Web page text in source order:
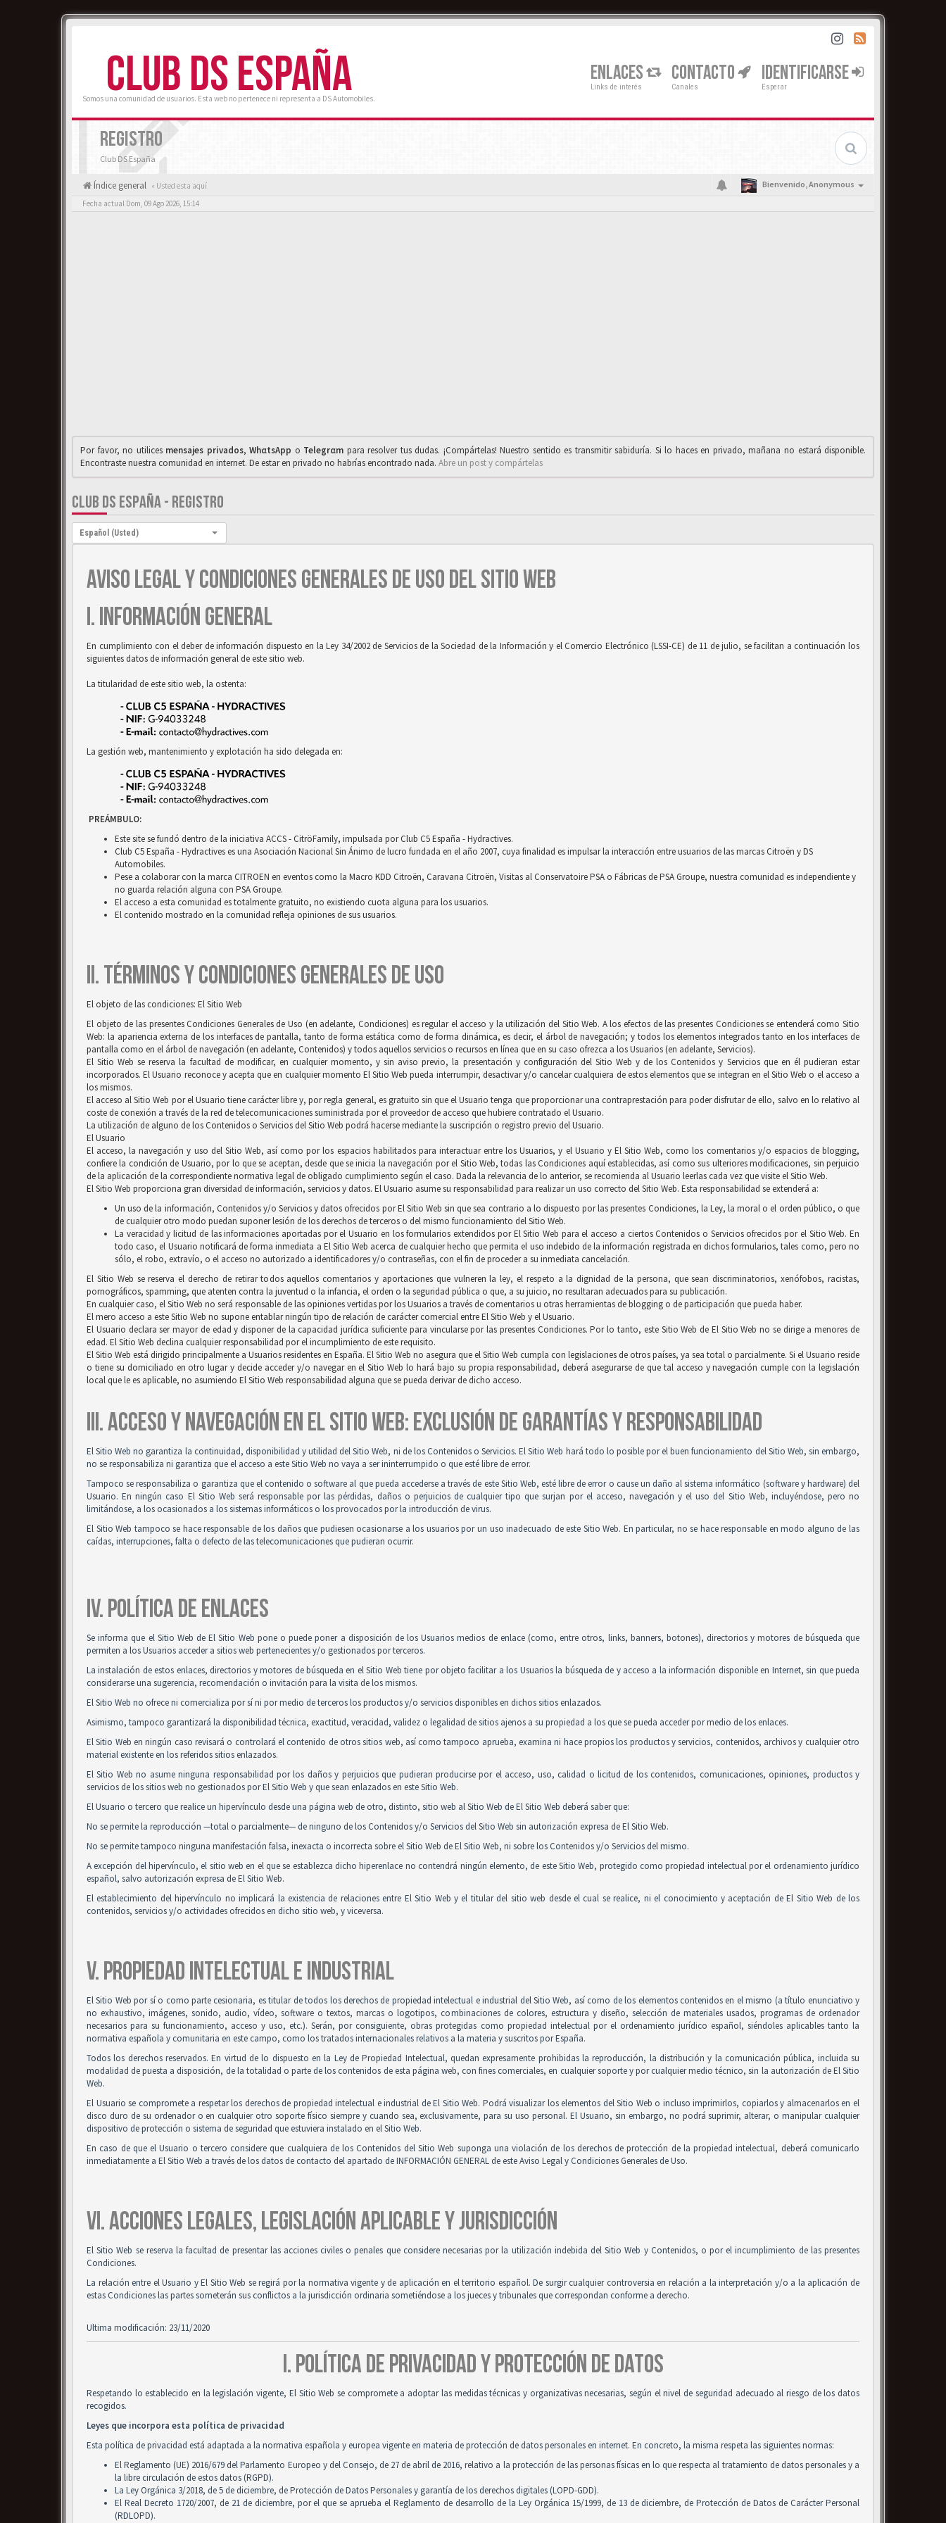
CLUB DS ESPAÑA
Somos una comunidad de usuarios. Esta web no pertenece ni representa a DS Automobiles.
ENLACES
Links de interés
CONTACTO
Canales
IDENTIFICARSE
Esperar
REGISTRO
Club DS España
Índice general « Usted esta aquí Bienvenido,Anonymous
Fecha actual Dom, 09 Ago 2026, 15:14
Por favor, no utilices mensajes privados,WhαtsApp o Telegrαm para resolver tus dudas. ¡Compártelas! Nuestro sentido es transmitir sabiduría. Si lo haces en privado, mañana no estará disponible.
Encontraste nuestra comunidad en internet. De estar en privado no habrías encontrado nada. Abre un post y compártelas
CLUB DS ESPAÑA - REGISTRO
Idioma:
Español (Usted)
AVISO LEGAL Y CONDICIONES GENERALES DE USO DEL SITIO WEB
I. INFORMACIÓN GENERAL
En cumplimiento con el deber de información dispuesto en la Ley 34/2002 de Servicios de la Sociedad de la Información y el Comercio Electrónico (LSSI-CE) de 11 de julio, se facilitan a continuación los
siguientes datos de información general de este sitio web.
La titularidad de este sitio web, la ostenta:
La gestión web, mantenimiento y explotación ha sido delegada en:
PREÁMBULO:
Este site se fundó dentro de la iniciativa ACCS - CitröFamily, impulsada por Club C5 España - Hydractives.
Club C5 España - Hydractives es una Asociación Nacional Sin Ánimo de lucro fundada en el año 2007, cuya finalidad es impulsar la interacción entre usuarios de las marcas Citroën y DS
Automobiles.
Pese a colaborar con la marca CITROEN en eventos como la Macro KDD Citroën, Caravana Citroën, Visitas al Conservatoire PSA o Fábricas de PSA Groupe, nuestra comunidad es independiente y
no guarda relación alguna con PSA Groupe.
El acceso a esta comunidad es totalmente gratuito, no existiendo cuota alguna para los usuarios.
El contenido mostrado en la comunidad refleja opiniones de sus usuarios.
II. TÉRMINOS Y CONDICIONES GENERALES DE USO
El objeto de las condiciones: El Sitio Web
El objeto de las presentes Condiciones Generales de Uso (en adelante, Condiciones) es regular el acceso y la utilización del Sitio Web. A los efectos de las presentes Condiciones se entenderá como Sitio
Web: la apariencia externa de los interfaces de pantalla, tanto de forma estática como de forma dinámica, es decir, el árbol de navegación; y todos los elementos integrados tanto en los interfaces de
pantalla como en el árbol de navegación (en adelante, Contenidos) y todos aquellos servicios o recursos en línea que en su caso ofrezca a los Usuarios (en adelante, Servicios).
El Sitio Web se reserva la facultad de modificar, en cualquier momento, y sin aviso previo, la presentación y configuración del Sitio Web y de los Contenidos y Servicios que en él pudieran estar
incorporados. El Usuario reconoce y acepta que en cualquier momento El Sitio Web pueda interrumpir, desactivar y/o cancelar cualquiera de estos elementos que se integran en el Sitio Web o el acceso a
los mismos.
El acceso al Sitio Web por el Usuario tiene carácter libre y, por regla general, es gratuito sin que el Usuario tenga que proporcionar una contraprestación para poder disfrutar de ello, salvo en lo relativo al
coste de conexión a través de la red de telecomunicaciones suministrada por el proveedor de acceso que hubiere contratado el Usuario.
La utilización de alguno de los Contenidos o Servicios del Sitio Web podrá hacerse mediante la suscripción o registro previo del Usuario.
El Usuario
El acceso, la navegación y uso del Sitio Web, así como por los espacios habilitados para interactuar entre los Usuarios, y el Usuario y El Sitio Web, como los comentarios y/o espacios de blogging,
confiere la condición de Usuario, por lo que se aceptan, desde que se inicia la navegación por el Sitio Web, todas las Condiciones aquí establecidas, así como sus ulteriores modificaciones, sin perjuicio
de la aplicación de la correspondiente normativa legal de obligado cumplimiento según el caso. Dada la relevancia de lo anterior, se recomienda al Usuario leerlas cada vez que visite el Sitio Web.
El Sitio Web proporciona gran diversidad de información, servicios y datos. El Usuario asume su responsabilidad para realizar un uso correcto del Sitio Web. Esta responsabilidad se extenderá a:
Un uso de la información, Contenidos y/o Servicios y datos ofrecidos por El Sitio Web sin que sea contrario a lo dispuesto por las presentes Condiciones, la Ley, la moral o el orden público, o que
de cualquier otro modo puedan suponer lesión de los derechos de terceros o del mismo funcionamiento del Sitio Web.
La veracidad y licitud de las informaciones aportadas por el Usuario en los formularios extendidos por El Sitio Web para el acceso a ciertos Contenidos o Servicios ofrecidos por el Sitio Web. En
todo caso, el Usuario notificará de forma inmediata a El Sitio Web acerca de cualquier hecho que permita el uso indebido de la información registrada en dichos formularios, tales como, pero no
sólo, el robo, extravío, o el acceso no autorizado a identificadores y/o contraseñas, con el fin de proceder a su inmediata cancelación.
El Sitio Web se reserva el derecho de retirar todos aquellos comentarios y aportaciones que vulneren la ley, el respeto a la dignidad de la persona, que sean discriminatorios, xenófobos, racistas,
pornográficos, spamming, que atenten contra la juventud o la infancia, el orden o la seguridad pública o que, a su juicio, no resultaran adecuados para su publicación.
En cualquier caso, el Sitio Web no será responsable de las opiniones vertidas por los Usuarios a través de comentarios u otras herramientas de blogging o de participación que pueda haber.
El mero acceso a este Sitio Web no supone entablar ningún tipo de relación de carácter comercial entre El Sitio Web y el Usuario.
El Usuario declara ser mayor de edad y disponer de la capacidad jurídica suficiente para vincularse por las presentes Condiciones. Por lo tanto, este Sitio Web de El Sitio Web no se dirige a menores de
edad. El Sitio Web declina cualquier responsabilidad por el incumplimiento de este requisito.
El Sitio Web está dirigido principalmente a Usuarios residentes en España. El Sitio Web no asegura que el Sitio Web cumpla con legislaciones de otros países, ya sea total o parcialmente. Si el Usuario reside
o tiene su domiciliado en otro lugar y decide acceder y/o navegar en el Sitio Web lo hará bajo su propia responsabilidad, deberá asegurarse de que tal acceso y navegación cumple con la legislación
local que le es aplicable, no asumiendo El Sitio Web responsabilidad alguna que se pueda derivar de dicho acceso.
III. ACCESO Y NAVEGACIÓN EN EL SITIO WEB: EXCLUSIÓN DE GARANTÍAS Y RESPONSABILIDAD
El Sitio Web no garantiza la continuidad, disponibilidad y utilidad del Sitio Web, ni de los Contenidos o Servicios. El Sitio Web hará todo lo posible por el buen funcionamiento del Sitio Web, sin embargo,
no se responsabiliza ni garantiza que el acceso a este Sitio Web no vaya a ser ininterrumpido o que esté libre de error.
Tampoco se responsabiliza o garantiza que el contenido o software al que pueda accederse a través de este Sitio Web, esté libre de error o cause un daño al sistema informático (software y hardware) del
Usuario. En ningún caso El Sitio Web será responsable por las pérdidas, daños o perjuicios de cualquier tipo que surjan por el acceso, navegación y el uso del Sitio Web, incluyéndose, pero no
limitándose, a los ocasionados a los sistemas informáticos o los provocados por la introducción de virus.
El Sitio Web tampoco se hace responsable de los daños que pudiesen ocasionarse a los usuarios por un uso inadecuado de este Sitio Web. En particular, no se hace responsable en modo alguno de las
caídas, interrupciones, falta o defecto de las telecomunicaciones que pudieran ocurrir.
IV. POLÍTICA DE ENLACES
Se informa que el Sitio Web de El Sitio Web pone o puede poner a disposición de los Usuarios medios de enlace (como, entre otros, links, banners, botones), directorios y motores de búsqueda que
permiten a los Usuarios acceder a sitios web pertenecientes y/o gestionados por terceros.
La instalación de estos enlaces, directorios y motores de búsqueda en el Sitio Web tiene por objeto facilitar a los Usuarios la búsqueda de y acceso a la información disponible en Internet, sin que pueda
considerarse una sugerencia, recomendación o invitación para la visita de los mismos.
El Sitio Web no ofrece ni comercializa por sí ni por medio de terceros los productos y/o servicios disponibles en dichos sitios enlazados.
Asimismo, tampoco garantizará la disponibilidad técnica, exactitud, veracidad, validez o legalidad de sitios ajenos a su propiedad a los que se pueda acceder por medio de los enlaces.
El Sitio Web en ningún caso revisará o controlará el contenido de otros sitios web, así como tampoco aprueba, examina ni hace propios los productos y servicios, contenidos, archivos y cualquier otro
material existente en los referidos sitios enlazados.
El Sitio Web no asume ninguna responsabilidad por los daños y perjuicios que pudieran producirse por el acceso, uso, calidad o licitud de los contenidos, comunicaciones, opiniones, productos y
servicios de los sitios web no gestionados por El Sitio Web y que sean enlazados en este Sitio Web.
El Usuario o tercero que realice un hipervínculo desde una página web de otro, distinto, sitio web al Sitio Web de El Sitio Web deberá saber que:
No se permite la reproducción —total o parcialmente— de ninguno de los Contenidos y/o Servicios del Sitio Web sin autorización expresa de El Sitio Web.
No se permite tampoco ninguna manifestación falsa, inexacta o incorrecta sobre el Sitio Web de El Sitio Web, ni sobre los Contenidos y/o Servicios del mismo.
A excepción del hipervínculo, el sitio web en el que se establezca dicho hiperenlace no contendrá ningún elemento, de este Sitio Web, protegido como propiedad intelectual por el ordenamiento jurídico
español, salvo autorización expresa de El Sitio Web.
El establecimiento del hipervínculo no implicará la existencia de relaciones entre El Sitio Web y el titular del sitio web desde el cual se realice, ni el conocimiento y aceptación de El Sitio Web de los
contenidos, servicios y/o actividades ofrecidos en dicho sitio web, y viceversa.
V. PROPIEDAD INTELECTUAL E INDUSTRIAL
El Sitio Web por sí o como parte cesionaria, es titular de todos los derechos de propiedad intelectual e industrial del Sitio Web, así como de los elementos contenidos en el mismo (a título enunciativo y
no exhaustivo, imágenes, sonido, audio, vídeo, software o textos, marcas o logotipos, combinaciones de colores, estructura y diseño, selección de materiales usados, programas de ordenador
necesarios para su funcionamiento, acceso y uso, etc.). Serán, por consiguiente, obras protegidas como propiedad intelectual por el ordenamiento jurídico español, siéndoles aplicables tanto la
normativa española y comunitaria en este campo, como los tratados internacionales relativos a la materia y suscritos por España.
Todos los derechos reservados. En virtud de lo dispuesto en la Ley de Propiedad Intelectual, quedan expresamente prohibidas la reproducción, la distribución y la comunicación pública, incluida su
modalidad de puesta a disposición, de la totalidad o parte de los contenidos de esta página web, con fines comerciales, en cualquier soporte y por cualquier medio técnico, sin la autorización de El Sitio
Web.
El Usuario se compromete a respetar los derechos de propiedad intelectual e industrial de El Sitio Web. Podrá visualizar los elementos del Sitio Web o incluso imprimirlos, copiarlos y almacenarlos en el
disco duro de su ordenador o en cualquier otro soporte físico siempre y cuando sea, exclusivamente, para su uso personal. El Usuario, sin embargo, no podrá suprimir, alterar, o manipular cualquier
dispositivo de protección o sistema de seguridad que estuviera instalado en el Sitio Web.
En caso de que el Usuario o tercero considere que cualquiera de los Contenidos del Sitio Web suponga una violación de los derechos de protección de la propiedad intelectual, deberá comunicarlo
inmediatamente a El Sitio Web a través de los datos de contacto del apartado de INFORMACIÓN GENERAL de este Aviso Legal y Condiciones Generales de Uso.
VI. ACCIONES LEGALES, LEGISLACIÓN APLICABLE Y JURISDICCIÓN
El Sitio Web se reserva la facultad de presentar las acciones civiles o penales que considere necesarias por la utilización indebida del Sitio Web y Contenidos, o por el incumplimiento de las presentes
Condiciones.
La relación entre el Usuario y El Sitio Web se regirá por la normativa vigente y de aplicación en el territorio español. De surgir cualquier controversia en relación a la interpretación y/o a la aplicación de
estas Condiciones las partes someterán sus conflictos a la jurisdicción ordinaria sometiéndose a los jueces y tribunales que correspondan conforme a derecho.
Ultima modificación: 23/11/2020
I. POLÍTICA DE PRIVACIDAD Y PROTECCIÓN DE DATOS
Respetando lo establecido en la legislación vigente, El Sitio Web se compromete a adoptar las medidas técnicas y organizativas necesarias, según el nivel de seguridad adecuado al riesgo de los datos
recogidos.
Leyes que incorpora esta política de privacidad
Esta política de privacidad está adaptada a la normativa española y europea vigente en materia de protección de datos personales en internet. En concreto, la misma respeta las siguientes normas:
El Reglamento (UE) 2016/679 del Parlamento Europeo y del Consejo, de 27 de abril de 2016, relativo a la protección de las personas físicas en lo que respecta al tratamiento de datos personales y a
la libre circulación de estos datos (RGPD).
La Ley Orgánica 3/2018, de 5 de diciembre, de Protección de Datos Personales y garantía de los derechos digitales (LOPD-GDD).
El Real Decreto 1720/2007, de 21 de diciembre, por el que se aprueba el Reglamento de desarrollo de la Ley Orgánica 15/1999, de 13 de diciembre, de Protección de Datos de Carácter Personal
(RDLOPD).